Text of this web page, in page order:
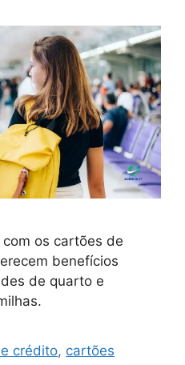
os cartões de
benefícios
de quarto e
crédito, cartões